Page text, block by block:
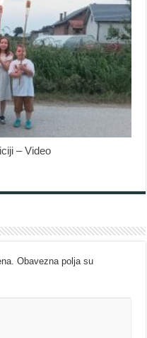
– Video
Obavezna polja su